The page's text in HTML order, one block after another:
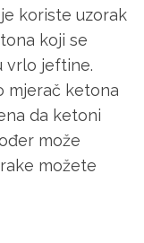
koriste uzorak
koji se
vrlo jeftine.
mjerač ketona
da ketoni
može
možete